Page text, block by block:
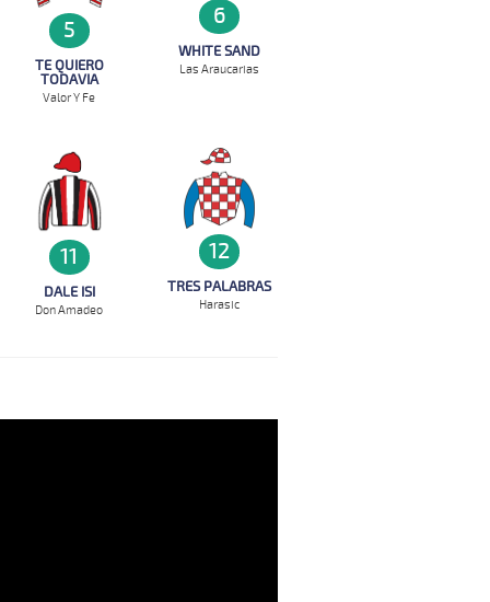
5
TE QUIERO
TODAVIA
Valor Y Fe
6
WHITE SAND
Las Araucarias
11
DALE ISI
Don Amadeo
12
TRES PALABRAS
Harasic